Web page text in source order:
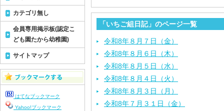
「いちご組日記」のページ一覧
令和8年８月７日（金）
令和8年８月６日（木）
令和8年８月５日（水）
令和8年８月４日（火）
令和8年８月３日（月）
令和8年７月３１日（金）
カテゴリ無し
会員専用掲示板(認定こ
ども園たから幼稚園)
サイトマップ
はてなブックマーク
Yahoo!ブックマーク